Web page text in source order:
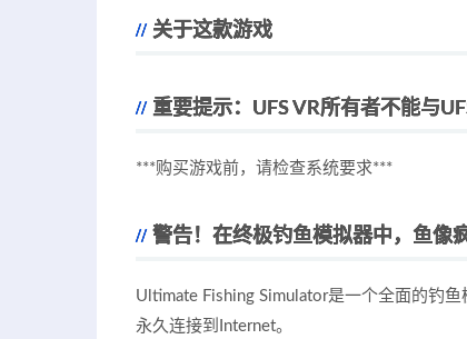
关于这款游戏
重要提示：UFS VR所有者不能与
***购买游戏前，请检查系统要求***
警告！在终极钓鱼模拟器中，鱼像
Ultimate Fishing Simulator是一个全面的钓
永久连接到Internet。